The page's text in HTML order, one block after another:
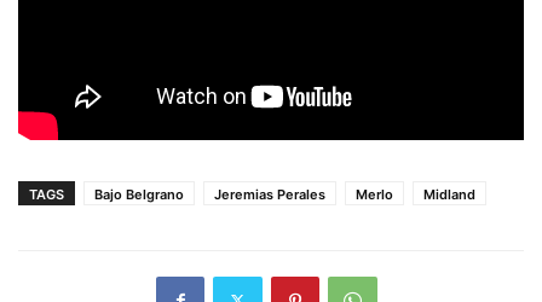
TAGS Bajo Belgrano Jeremias Perales Merlo Midland